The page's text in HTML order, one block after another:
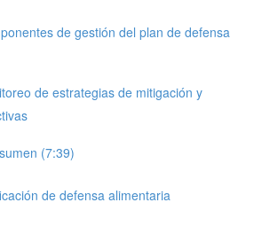
de gestión del plan de defensa
de estrategias de mitigación y
(7:39)
de defensa alimentaria